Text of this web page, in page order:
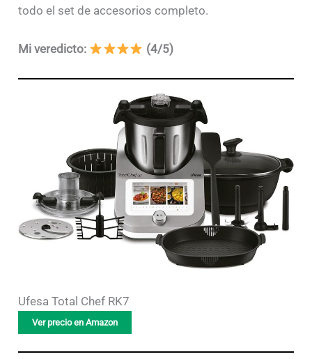
todo el set de accesorios completo.
Mi veredicto: (4/5)
Ufesa Total Chef RK7
Ver precio en Amazon